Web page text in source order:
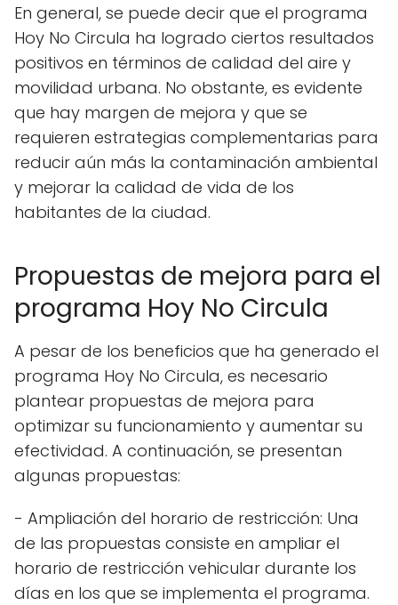
En general, se puede decir que el programa
Hoy No Circula ha logrado ciertos resultados
positivos en términos de calidad del aire y
movilidad urbana. No obstante, es evidente
que hay margen de mejora y que se
requieren estrategias complementarias para
reducir aún más la contaminación ambiental
y mejorar la calidad de vida de los
habitantes de la ciudad.
Propuestas de mejora para el
programa Hoy No Circula
A pesar de los beneficios que ha generado el
programa Hoy No Circula, es necesario
plantear propuestas de mejora para
optimizar su funcionamiento y aumentar su
efectividad. A continuación, se presentan
algunas propuestas:
- Ampliación del horario de restricción: Una
de las propuestas consiste en ampliar el
horario de restricción vehicular durante los
días en los que se implementa el programa.